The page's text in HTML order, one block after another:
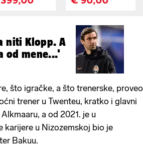
niti Klopp. A
od mene...'
što igračke, a što trenerske, proveo
trener u Twenteu, kratko i glavni
a od 2021. je u
karijere u Nizozemskoj bio je
Bakuu.